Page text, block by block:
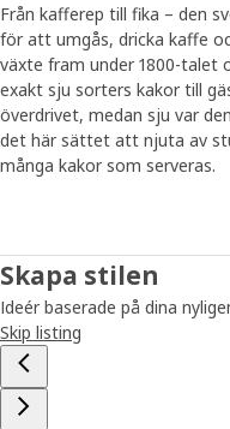
modern familj och vi
skafferireserver är
Havrekakorna med
sällan kvar särskilt
fantastisk mörk
ett paket och vips så är
sötsaker så är fika mer
brett sortiment och en
du kan behöva för en
Från kafferep till fika – den
för att umgås, dricka kaffe
växte fram under 1800-talet
exakt sju sorters kakor till
överdrivet, medan sju var
det här sättet att njuta av
många kakor som serveras.
Skapa stilen
Ideér baserade på dina
Skip listing